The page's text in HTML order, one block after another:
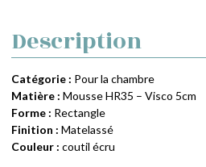
Description
Catégorie : Pour la chambre
Matière : Mousse HR35 – Visco 5cm
Forme : Rectangle
Finition : Matelassé
Couleur : coutil écru